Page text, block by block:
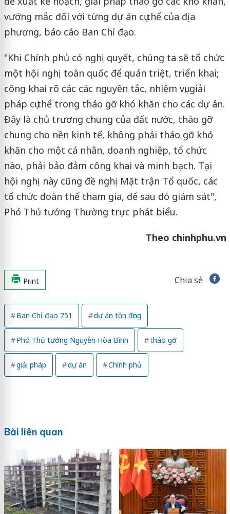
vướng mắc đối với từng dự án cụ thể của địa
phương, báo cáo Ban Chỉ đạo.
"Khi Chính phủ có nghị quyết, chúng ta sẽ tổ chức
một hội nghị toàn quốc để quán triệt, triển khai;
công khai rõ các các nguyên tắc, nhiệm vụ, giải
pháp cụ thể trong tháo gỡ khó khăn cho các dự án.
Đây là chủ trương chung của đất nước, tháo gỡ
chung cho nền kinh tế, không phải tháo gỡ khó
khăn cho một cá nhân, doanh nghiệp, tổ chức
nào, phải bảo đảm công khai và minh bạch. Tại
hội nghị này cũng đề nghị Mặt trận Tổ quốc, các
tổ chức đoàn thể tham gia, để sau đó giám sát",
Phó Thủ tướng Thường trực phát biểu.
Theo chinhphu.vn
Print Chia sẻ
Ban Chỉ đạo 751 dự án tồn đọng
Phó Thủ tướng Nguyễn Hòa Bình tháo gỡ
giải pháp dự án Chính phủ
Bài liên quan